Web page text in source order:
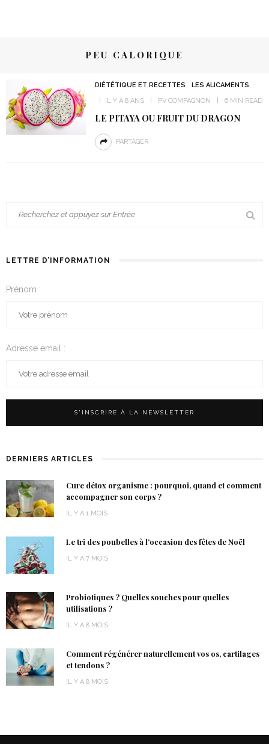
PEU CALORIQUE
DIÉTÉTIQUE ET RECETTES
LES ALICAMENTS
IL Y A 8 ANS
PV COMPAGNON 6 MIN READ
LE PITAYA OU FRUIT DU DRAGON
PARTAGER
LETTRE D’INFORMATION
Prénom :
Adresse email :
DERNIERS ARTICLES
Cure détox organisme : pourquoi, quand et comment
accompagner son corps ?
IL Y A 1 MOIS
Le tri des poubelles à l’occasion des fêtes de Noël
IL Y A 7 MOIS
Probiotiques ? Quelles souches pour quelles
utilisations ?
IL Y A 8 MOIS
Comment régénérer naturellement vos os, cartilages
et tendons ?
IL Y A 8 MOIS